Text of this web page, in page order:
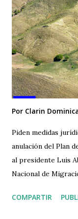
Por Clarin
Piden medidas
anulación del Plan
al presidente Luis
Nacional de
jurídicas
COMPARTIR